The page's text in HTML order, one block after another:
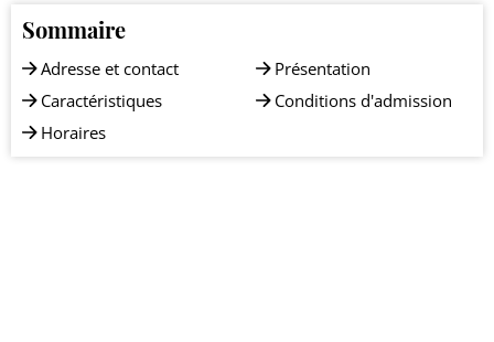
Sommaire
Adresse et contact
Caractéristiques
Horaires
Présentation
Conditions d'admission